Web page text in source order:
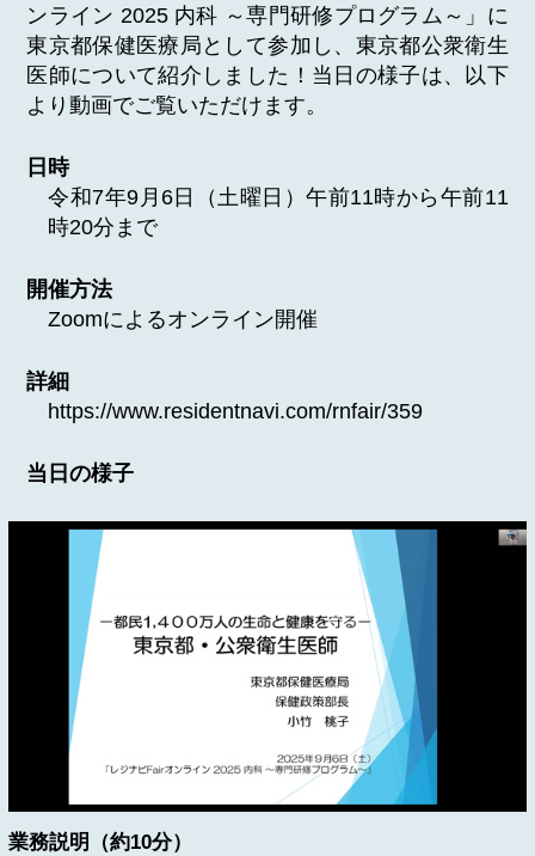
ンライン 2025 内科 ～専門研修プログラム～」に
東京都保健医療局として参加し、東京都公衆衛生
医師について紹介しました！当日の様子は、以下
より動画でご覧いただけます。
日時
令和7年9月6日（土曜日）午前11時から午前11
時20分まで
開催方法
Zoomによるオンライン開催
詳細
https://www.residentnavi.com/rnfair/359
当日の様子
業務説明（約10分）